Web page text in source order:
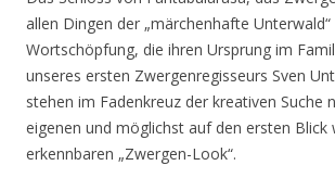
allen Dingen der „märchenhafte Unterwald“
Wortschöpfung, die ihren Ursprung im
unseres ersten Zwergenregisseurs Sven
stehen im Fadenkreuz der kreativen Suche
eigenen und möglichst auf den ersten Blick
erkennbaren „Zwergen-Look“.